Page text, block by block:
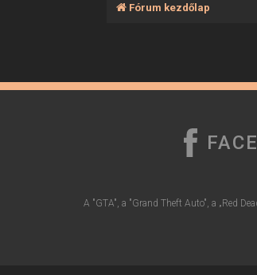
Fórum kezdőlap
A "GTA", a "Grand Theft Auto", a „Red